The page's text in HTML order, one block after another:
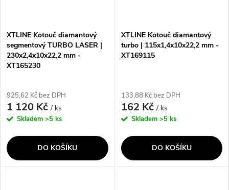
XTLINE Kotouč diamantový
segmentový TURBO LASER |
230x2,4x10x22,2 mm -
XT165230
925,62 Kč bez DPH
1 120 Kč/ ks
Skladem >5 ks
DO KOŠÍKU
XTLINE Kotouč diamantový
turbo | 115x1,4x10x22,2 mm -
XT169115
133,88 Kč bez DPH
162 Kč/ ks
Skladem >5 ks
DO KOŠÍKU